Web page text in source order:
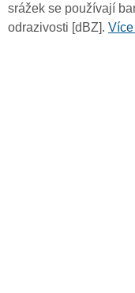
srážek se používají
odrazivosti [dBZ].